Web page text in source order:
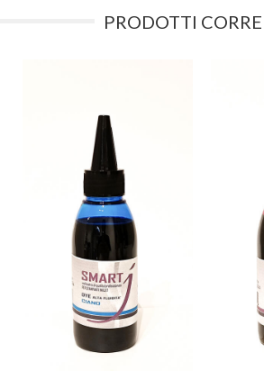
PRODOTTI